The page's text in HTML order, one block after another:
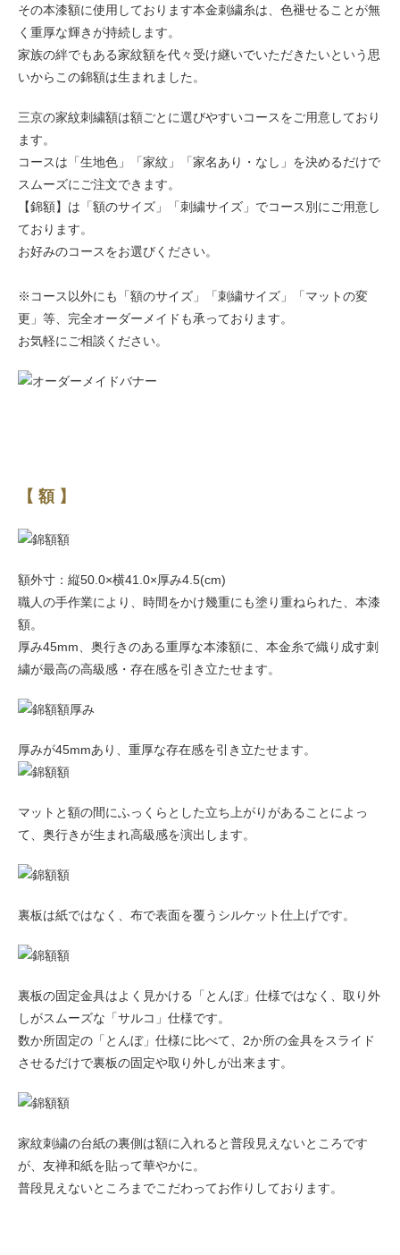
その本漆額に使用しております本金刺繍糸は、色褪せることが無
く重厚な輝きが持続します。
家族の絆でもある家紋額を代々受け継いでいただきたいという思
いからこの錦額は生まれました。
三京の家紋刺繍額は額ごとに選びやすいコースをご用意しており
ます。
コースは「生地色」「家紋」「家名あり・なし」を決めるだけで
スムーズにご注文できます。
【錦額】は「額のサイズ」「刺繍サイズ」でコース別にご用意し
ております。
お好みのコースをお選びください。
※コース以外にも「額のサイズ」「刺繍サイズ」「マットの変
更」等、完全オーダーメイドも承っております。
お気軽にご相談ください。
【 額 】
額外寸：縦50.0×横41.0×厚み4.5(cm)
職人の手作業により、時間をかけ幾重にも塗り重ねられた、本漆
額。
厚み45mm、奥行きのある重厚な本漆額に、本金糸で織り成す刺
繍が最高の高級感・存在感を引き立たせます。
厚みが45mmあり、重厚な存在感を引き立たせます。
マットと額の間にふっくらとした立ち上がりがあることによっ
て、奥行きが生まれ高級感を演出します。
裏板は紙ではなく、布で表面を覆うシルケット仕上げです。
裏板の固定金具はよく見かける「とんぼ」仕様ではなく、取り外
しがスムーズな「サルコ」仕様です。
数か所固定の「とんぼ」仕様に比べて、2か所の金具をスライド
させるだけで裏板の固定や取り外しが出来ます。
家紋刺繍の台紙の裏側は額に入れると普段見えないところです
が、友禅和紙を貼って華やかに。
普段見えないところまでこだわってお作りしております。